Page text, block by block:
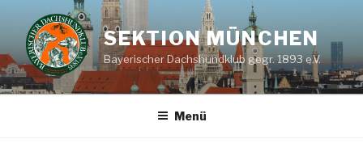
Inhalt
springen
SEKTION MÜNCHEN
Bayerischer Dachshundklub gegr. 1893 e.V.
Menü